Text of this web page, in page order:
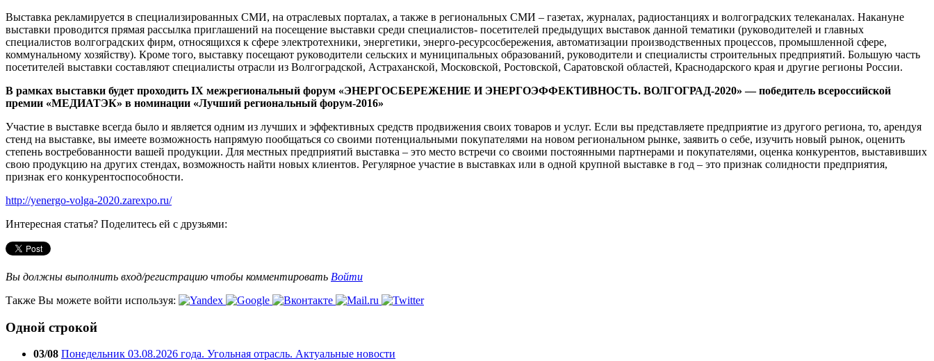
Выставка рекламируется в специализированных СМИ, на отраслевых порталах, а также в региональных СМИ – газетах, журналах, радиостанциях и волгоградских телеканалах. Накануне
выставки проводится прямая рассылка приглашений на посещение выставки среди специалистов- посетителей предыдущих выставок данной тематики (руководителей и главных
специалистов волгоградских фирм, относящихся к сфере электротехники, энергетики, энерго-ресурсосбережения, автоматизации производственных процессов, промышленной сфере,
коммунальному хозяйству). Кроме того, выставку посещают руководители сельских и муниципальных образований, руководители и специалисты строительных предприятий. Большую часть
посетителей выставки составляют специалисты отрасли из Волгоградской, Астраханской, Московской, Ростовской, Саратовской областей, Краснодарского края и другие регионы России.
В рамках выставки будет проходить IX межрегиональный форум «ЭНЕРГОСБЕРЕЖЕНИЕ И ЭНЕРГОЭФФЕКТИВНОСТЬ. ВОЛГОГРАД-2020» — победитель всероссийской
премии «МЕДИАТЭК» в номинации «Лучший региональный форум-2016»
Участие в выставке всегда было и является одним из лучших и эффективных средств продвижения своих товаров и услуг. Если вы представляете предприятие из другого региона, то, арендуя
стенд на выставке, вы имеете возможность напрямую пообщаться со своими потенциальными покупателями на новом региональном рынке, заявить о себе, изучить новый рынок, оценить
степень востребованности вашей продукции. Для местных предприятий выставка – это место встречи со своими постоянными партнерами и покупателями, оценка конкурентов, выставивших
свою продукцию на других стендах, возможность найти новых клиентов. Регулярное участие в выставках или в одной крупной выставке в год – это признак солидности предприятия,
признак его конкурентоспособности.
http://yenergo-volga-2020.zarexpo.ru/
Интересная статья? Поделитесь ей с друзьями:
Вы должны выполнить вход/регистрацию чтобы комментировать Войти
Также Вы можете войти используя:
Одной строкой
03/08 Понедельник 03.08.2026 года. Угольная отрасль. Актуальные новости